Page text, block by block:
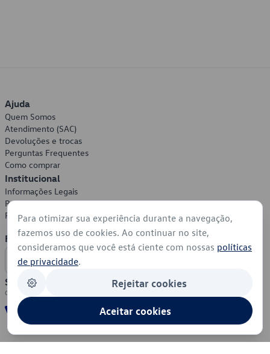
Ajuda
Quem Somos
Atendimento (SAC)
Devoluções e trocas
Perguntas Frequentes
Como comprar
Institucional
Informações Legais
Política de Privacidade
Política de Cookies
Formas de Pagamento
Segurança
Para otimizar sua experiência durante a navegação,
fazemos uso de cookies. Ao continuar no site,
consideramos que você está ciente com nossas políticas
de privacidade.
Rejeitar cookies
Aceitar cookies